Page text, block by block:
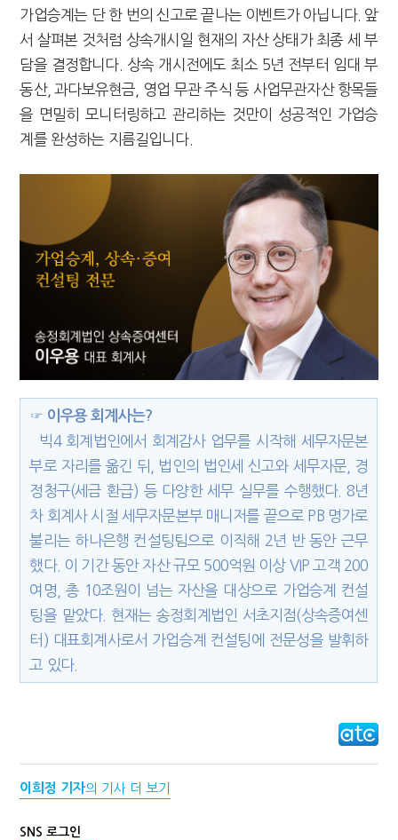
가업승계는 단 한 번의 신고로 끝나는 이벤트가 아닙니다. 앞
서 살펴본 것처럼 상속개시일 현재의 자산 상태가 최종 세 부
담을 결정합니다. 상속 개시전에도 최소 5년 전부터 임대 부
동산, 과다보유현금, 영업 무관 주식 등 사업무관자산 항목들
을 면밀히 모니터링하고 관리하는 것만이 성공적인 가업승
계를 완성하는 지름길입니다.
☞ 이우용 회계사는?
빅4 회계법인에서 회계감사 업무를 시작해 세무자문본
부로 자리를 옮긴 뒤, 법인의 법인세 신고와 세무자문, 경
정청구(세금 환급) 등 다양한 세무 실무를 수행했다. 8년
차 회계사 시절 세무자문본부 매니저를 끝으로 PB 명가로
불리는 하나은행 컨설팅팀으로 이직해 2년 반 동안 근무
했다. 이 기간 동안 자산 규모 500억원 이상 VIP 고객 200
여명, 총 10조원이 넘는 자산을 대상으로 가업승계 컨설
팅을 맡았다. 현재는 송정회계법인 서초지점(상속증여센
터) 대표회계사로서 가업승계 컨설팅에 전문성을 발휘하
고 있다.
이희정 기자의 기사 더 보기
SNS 로그인